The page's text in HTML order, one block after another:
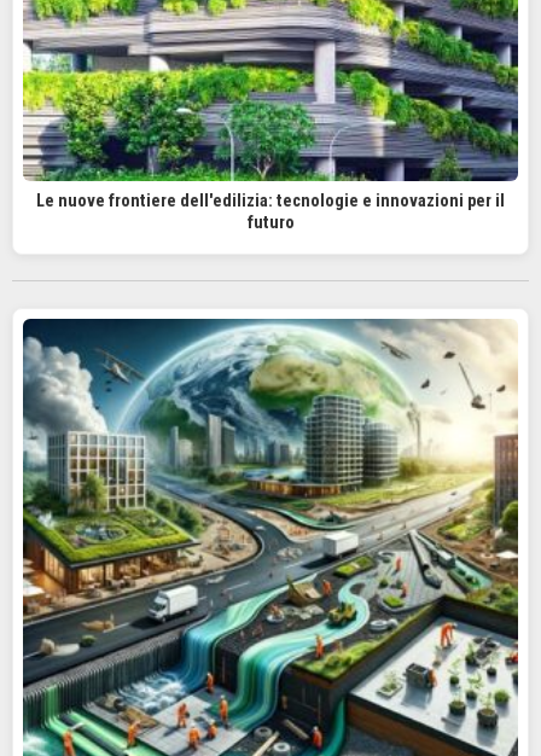
Le nuove frontiere dell'edilizia: tecnologie e innovazioni per il
futuro